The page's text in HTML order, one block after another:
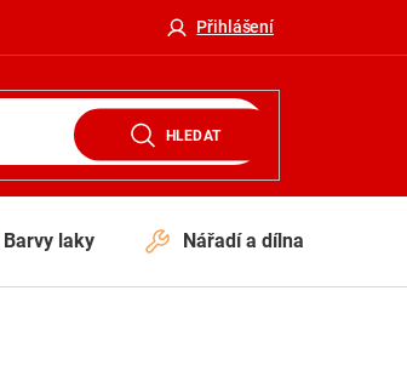
Přihlášení
HLEDAT
Barvy laky Nářadí a dílna